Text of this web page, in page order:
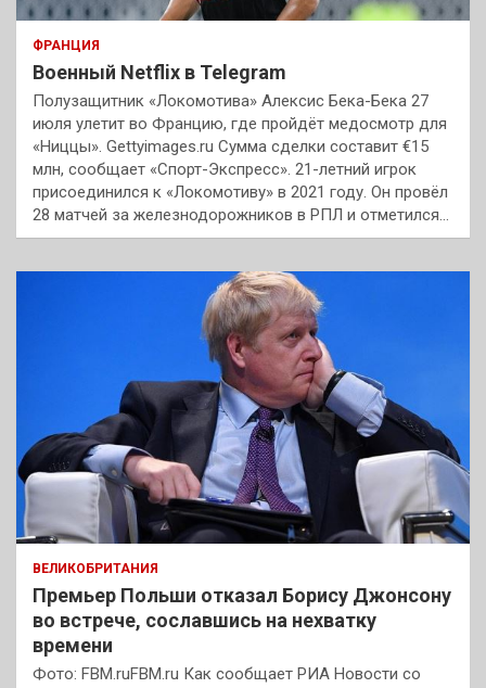
ФРАНЦИЯ
Военный Netflix в Telegram
Полузащитник «Локомотива» Алексис Бека-Бека 27
июля улетит во Францию, где пройдёт медосмотр для
«Ниццы». Gettyimages.ru Сумма сделки составит €15
млн, сообщает «Спорт-Экспресс». 21-летний игрок
присоединился к «Локомотиву» в 2021 году. Он провёл
28 матчей за железнодорожников в РПЛ и отметился…
ВЕЛИКОБРИТАНИЯ
Премьер Польши отказал Борису Джонсону
во встрече, сославшись на нехватку
времени
Фото: FBM.ruFBM.ru Как сообщает РИА Новости со